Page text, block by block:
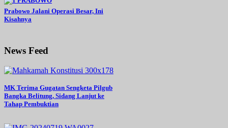
Prabowo Jalani Operasi Besar, Ini
Kisahnya
News Feed
MK Terima Gugatan Sengketa Pilgub
Bangka Belitung, Sidang Lanjut ke
Tahap Pembuktian